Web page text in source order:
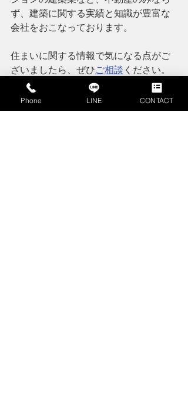
ず、建築に関する実績と知識が豊富な
会社をおこなっております。
住まいに関する情報で気になる点がご
ざいましたら、ぜひご相談 ください。
弊社へのお問い合わせはこちらをクリ
ック↓
Phone LINE CONTACT